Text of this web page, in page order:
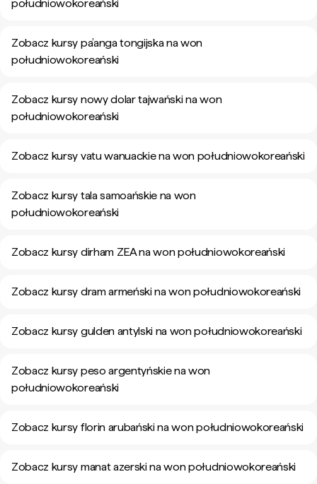
południowokoreański
Zobacz kursy pa’anga tongijska na won
południowokoreański
Zobacz kursy nowy dolar tajwański na won
południowokoreański
Zobacz kursy vatu wanuackie na won południowokoreański
Zobacz kursy tala samoańskie na won
południowokoreański
Zobacz kursy dirham ZEA na won południowokoreański
Zobacz kursy dram armeński na won południowokoreański
Zobacz kursy gulden antylski na won południowokoreański
Zobacz kursy peso argentyńskie na won
południowokoreański
Zobacz kursy florin arubański na won południowokoreański
Zobacz kursy manat azerski na won południowokoreański